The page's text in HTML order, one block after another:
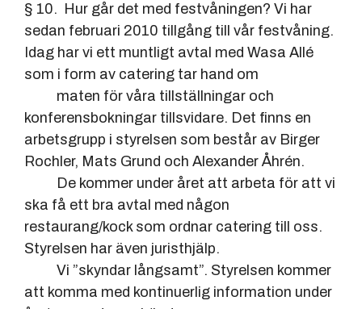
§ 10. Hur går det med festvåningen? Vi har
sedan februari 2010 tillgång till vår festvåning.
Idag har vi ett muntligt avtal med Wasa Allé
som i form av catering tar hand om
maten för våra tillställningar och
konferensbokningar tillsvidare. Det finns en
arbetsgrupp i styrelsen som består av Birger
Rochler, Mats Grund och Alexander Åhrén.
De kommer under året att arbeta för att vi
ska få ett bra avtal med någon
restaurang/kock som ordnar catering till oss.
Styrelsen har även juristhjälp.
Vi ”skyndar långsamt”. Styrelsen kommer
att komma med kontinuerlig information under